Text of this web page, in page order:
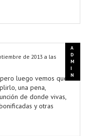
de 2013 a las
luego vemos que
una pena,
de donde vivas,
y otras